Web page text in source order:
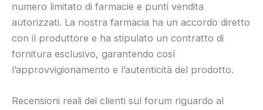
numero limitato di farmacie e punti vendita
autorizzati. La nostra farmacia ha un accordo diretto
con il produttore e ha stipulato un contratto di
fornitura esclusivo, garantendo così
l’approvvigionamento e l’autenticità del prodotto.
Recensioni reali dei clienti sul forum riguardo al